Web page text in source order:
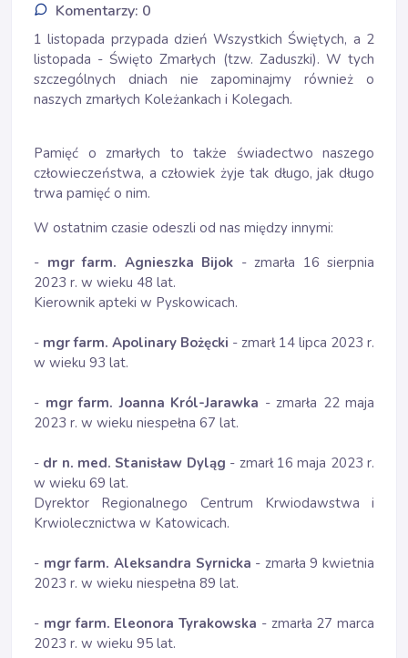
Komentarzy: 0
1 listopada przypada dzień Wszystkich Świętych, a 2
listopada - Święto Zmarłych (tzw. Zaduszki). W tych
szczególnych dniach nie zapominajmy również o
naszych zmarłych Koleżankach i Kolegach.
Pamięć o zmarłych to także świadectwo naszego
człowieczeństwa, a człowiek żyje tak długo, jak długo
trwa pamięć o nim.
W ostatnim czasie odeszli od nas między innymi:
- mgr farm. Agnieszka Bijok - zmarła 16 sierpnia
2023 r. w wieku 48 lat.
Kierownik apteki w Pyskowicach.
- mgr farm. Apolinary Bożęcki - zmarł 14 lipca 2023 r.
w wieku 93 lat.
- mgr farm. Joanna Król-Jarawka - zmarła 22 maja
2023 r. w wieku niespełna 67 lat.
- dr n. med. Stanisław Dyląg - zmarł 16 maja 2023 r.
w wieku 69 lat.
Dyrektor Regionalnego Centrum Krwiodawstwa i
Krwiolecznictwa w Katowicach.
- mgr farm. Aleksandra Syrnicka - zmarła 9 kwietnia
2023 r. w wieku niespełna 89 lat.
- mgr farm. Eleonora Tyrakowska - zmarła 27 marca
2023 r. w wieku 95 lat.